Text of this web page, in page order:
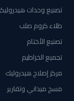
تصنيع وحدات
طلاء كروم صلب
تصنيع الأختام
تجميع الخراطيم
مركز إصلاح هيدروليك
مسح ميداني وتقارير